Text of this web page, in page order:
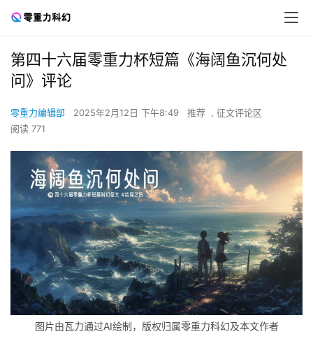
第四十六届零重力杯短篇《海阔鱼沉何处
问》评论
零重力编辑部 2025年2月12日 下午8:49 推荐 , 征文评论区
阅读 771
图片由瓦力通过AI绘制，版权归属零重力科幻及本文作者